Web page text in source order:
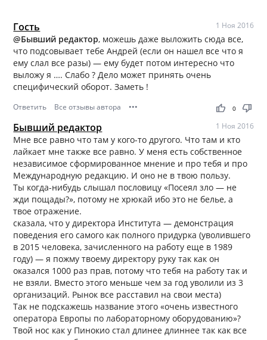
Гость 1 Ноя 2016
@Бывший редактор, можешь даже выложить сюда все,
что подсовывает тебе Андрей (если он нашел все что я
ему слал все разы) — ему будет потом интересно что
выложу я …. Слабо ? Дело может принять очень
специфический оборот. Заметь !
Ответить Все отзывы автора ••• thumb_up thumb_down
0
Бывший редактор 1 Ноя 2016
Мне все равно что там у кого-то другого. Что там и кто
лайкает мне также все равно. У меня есть собственное
независимое сформированное мнение и про тебя и про
Международную редакцию. И оно не в твою пользу.
Ты когда-нибудь слышал пословицу «Посеял зло — не
жди пощады?», потому не хрюкай ибо это не белье, а
твое отражение.
сказала, что у директора Института — демонстрация
поведения его самого как полного придурка (уволившего
в 2015 человека, зачисленного на работу еще в 1989
году) — я пожму твоему директору руку так как он
оказался 1000 раз прав, потому что тебя на работу так и
не взяли. Вместо этого меньше чем за год уволили из 3
организаций. Рынок все расставил на свои места)
Так не подскажешь название этого «очень известного
оператора Европы по лабораторному оборудованию»?
Твой нос как у Пинокио стал длинее длиннее так как все